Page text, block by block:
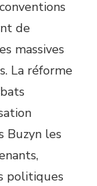
de
massives
La réforme
Buzyn les
politiques